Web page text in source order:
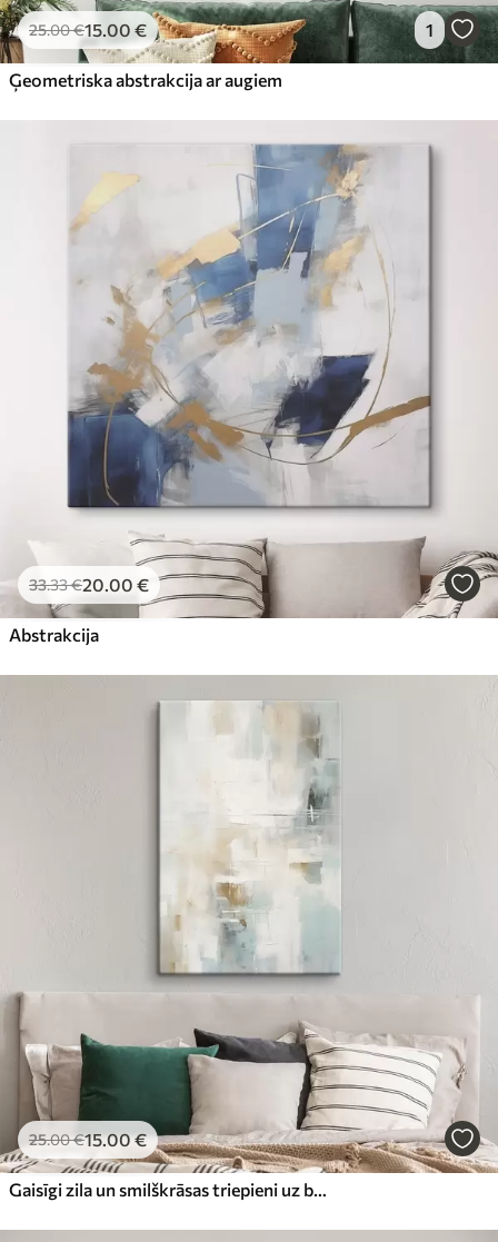
25.00€15.00 € 1
Ģeometriska abstrakcija ar augiem
33.33€20.00 €
Abstrakcija
25.00€15.00€
Gaisīgi zila un smilškrāsas triepieni uz balta fona